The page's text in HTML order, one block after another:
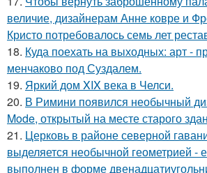
величие, дизайнерам Анне ковре и
Кристо потребовалось семь лет
18. Куда поехать на выходных: арт -
менчаково под Суздалем.
19. Яркий дом XIX века в Челси.
20. В Римини появился необычный
Mode, открытый на месте старого
21. Церковь в районе северной
выделяется необычной геометрией -
выполнен в форме